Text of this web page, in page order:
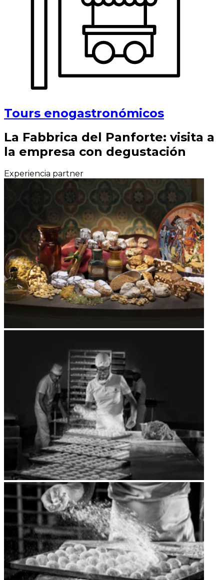
Tours enogastronómicos
La Fabbrica del Panforte: visita a
la empresa con degustación
Experiencia partner